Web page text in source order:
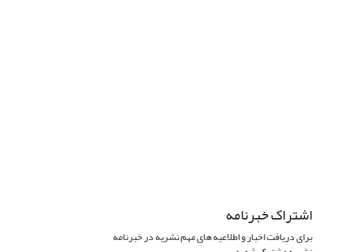
اشتراک خبرنامه
برای دریافت اخبار و اطلاعیه های مهم نشریه در خبرنامه